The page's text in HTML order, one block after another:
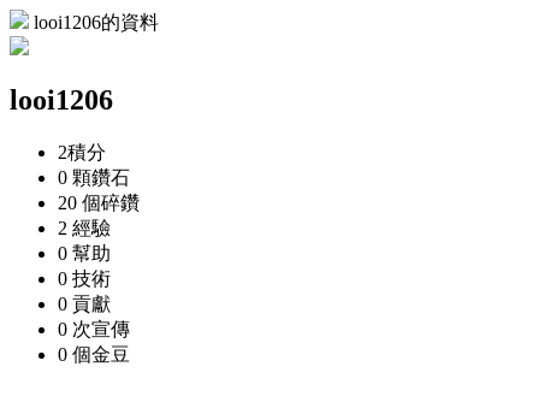
looi1206的資料
looi1206
2積分
0 顆鑽石
20 個碎鑽
2 經驗
0 幫助
0 技術
0 貢獻
0 次宣傳
0 個金豆